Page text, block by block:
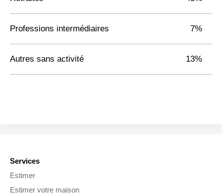
Professions intermédiaires 7%
Autres sans activité 13%
Services
Estimer
Estimer votre maison